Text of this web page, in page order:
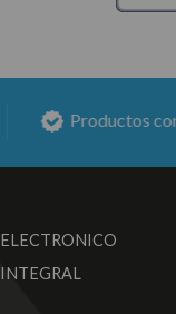
Productos con
ELECTRONICO
INTEGRAL